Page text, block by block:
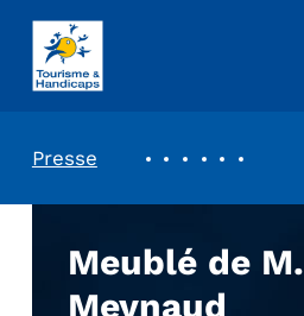
ASSOCIATION TOURISME ET HANDICAPS
Presse
Meublé de M.
Meynaud